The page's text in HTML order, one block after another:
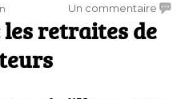
Un commentairesur
de
les retraites de